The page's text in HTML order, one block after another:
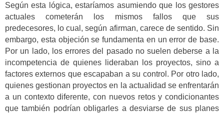
Según esta lógica, estaríamos asumiendo que los gestores
actuales cometerán los mismos fallos que sus
predecesores, lo cual, según afirman, carece de sentido. Sin
embargo, esta objeción se fundamenta en un error de base.
Por un lado, los errores del pasado no suelen deberse a la
incompetencia de quienes lideraban los proyectos, sino a
factores externos que escapaban a su control. Por otro lado,
quienes gestionan proyectos en la actualidad se enfrentarán
a un contexto diferente, con nuevos retos y condicionantes
que también podrían obligarles a desviarse de sus planes